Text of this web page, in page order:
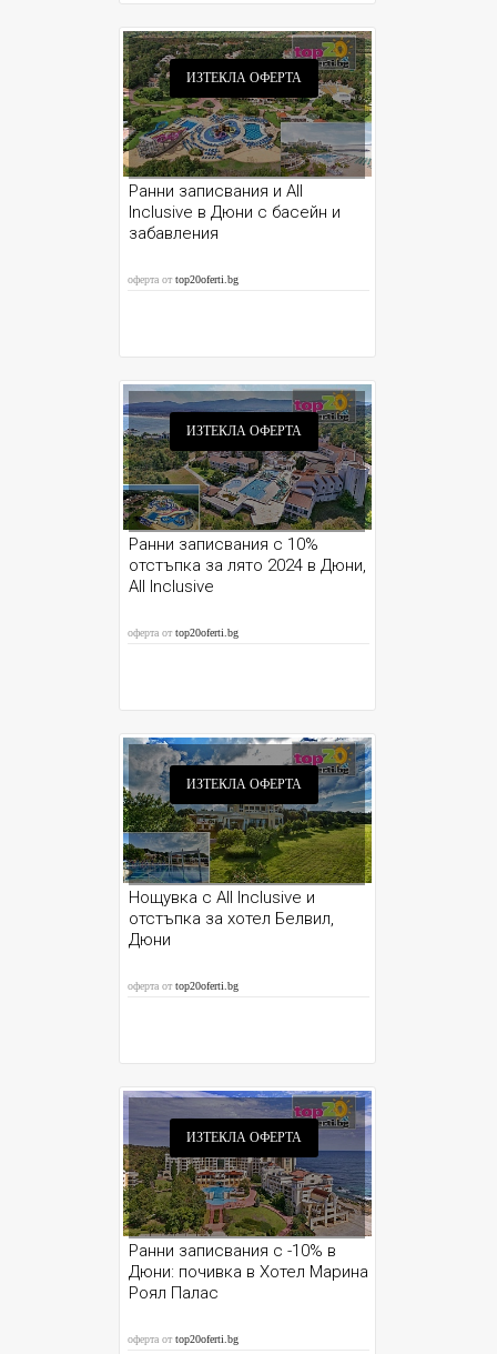
ИЗТЕКЛА ОФЕРТА
Ранни записвания и All
Inclusive в Дюни с басейн и
забавления
оферта отtop20oferti.bg
ИЗТЕКЛА ОФЕРТА
Ранни записвания с 10%
отстъпка за лято 2024 в Дюни,
All Inclusive
оферта отtop20oferti.bg
ИЗТЕКЛА ОФЕРТА
Нощувка с All Inclusive и
отстъпка за хотел Белвил,
Дюни
оферта отtop20oferti.bg
ИЗТЕКЛА ОФЕРТА
Ранни записвания с -10% в
Дюни: почивка в Хотел Марина
Роял Палас
оферта отtop20oferti.bg